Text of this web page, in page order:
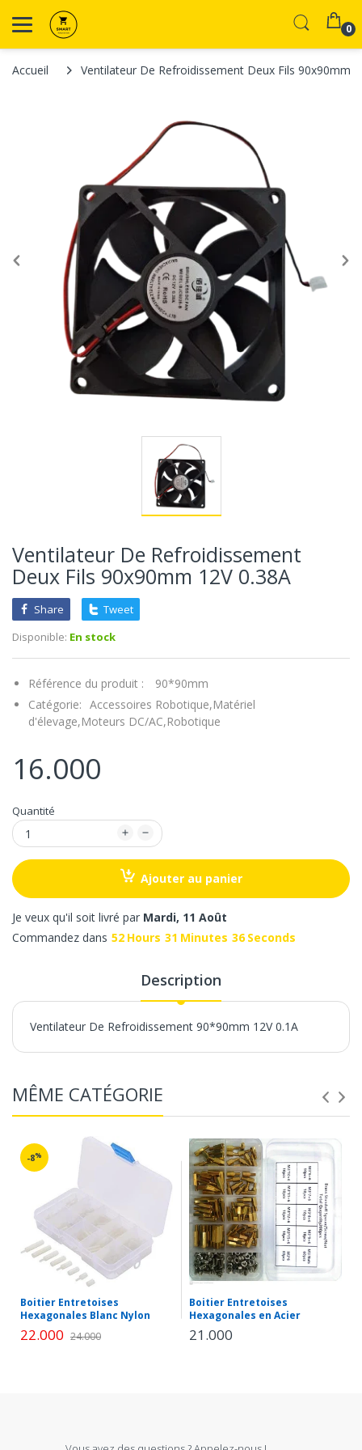
0
Accueil Ventilateur De Refroidissement Deux Fils 90x90mm
Ventilateur De Refroidissement
Deux Fils 90x90mm 12V 0.38A
Share
Tweet
Disponible: En stock
Référence du produit :
90*90mm
Catégorie: Accessoires Robotique,Matériel
d'élevage,Moteurs DC/AC,Robotique
16.000
Quantité
Ajouter au panier
Je veux qu'il soit livré par Mardi, 11 Août
Commandez dans 52 Hours 31 Minutes 36 Seconds
Description
Ventilateur De Refroidissement 90*90mm 12V 0.1A
MÊME CATÉGORIE
-8%
Boitier Entretoises
Hexagonales Blanc Nylon
22.000 24.000
Boitier Entretoises
Hexagonales en Acier
21.000